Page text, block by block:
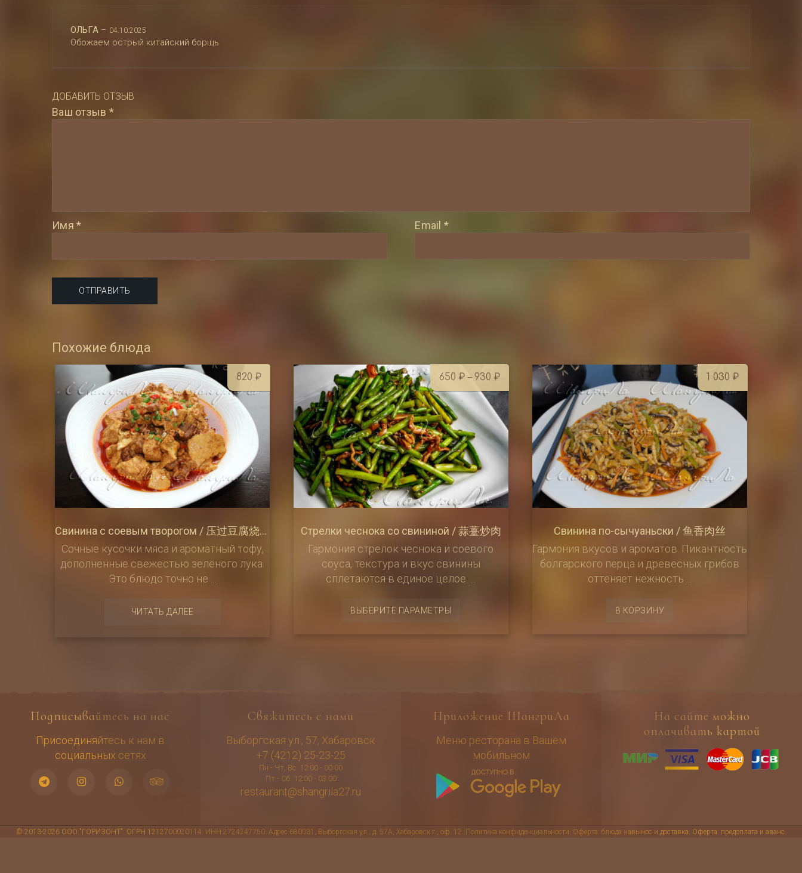
ОЛЬГА – 04.10.2025
Обожаем острый китайский борщь
ДОБАВИТЬ ОТЗЫВ
Ваш отзыв *
Имя * Email *
Похожие блюда
Свинина с соевым творогом / 压过豆腐烧肉
820 ₽
Сочные кусочки мяса и ароматный тофу,
дополненные свежестью зелёного лука.
Это блюдо точно не ...
ЧИТАТЬ ДАЛЕЕ
Стрелки чеснока со свининой / 蒜薹炒肉
650 ₽ – 930 ₽Диапазон
650 ₽
–
930 ₽
Гармония стрелок чеснока и соевого
соуса, текстура и вкус свинины
сплетаются в единое целое. ...
ВЫБЕРИТЕ ПАРАМЕТРЫ
выбрать
странице
товара.
Свинина по-сычуаньски / 鱼香肉丝
1 030 ₽
Гармония вкусов и ароматов. Пикантность
болгарского перца и древесных грибов
оттеняет нежность ...
В КОРЗИНУ
Подписывайтесь на нас
Присоединяйтесь к нам в
социальных сетях
Свяжитесь с нами
Выборгская ул., 57, Хабаровск
+7 (4212) 25-23-25
Пн - Чт, Вс: 12:00 - 00:00
Пт - Сб: 12:00 - 03:00
restaurant@shangrila27.ru
Приложение ШангриЛа
Меню ресторана в Вашем
мобильном
На сайте можно
оплачивать картой
© 2013-2026 ООО "ГОРИЗОНТ". ОГРН 1212700020114. ИНН 2724247750. Адрес 680031, Выборгская ул., д. 57А, Хабаровск г., оф. 12. Политика конфиденциальности. Оферта: блюда навынос и доставка. Оферта: предоплата и аванс.